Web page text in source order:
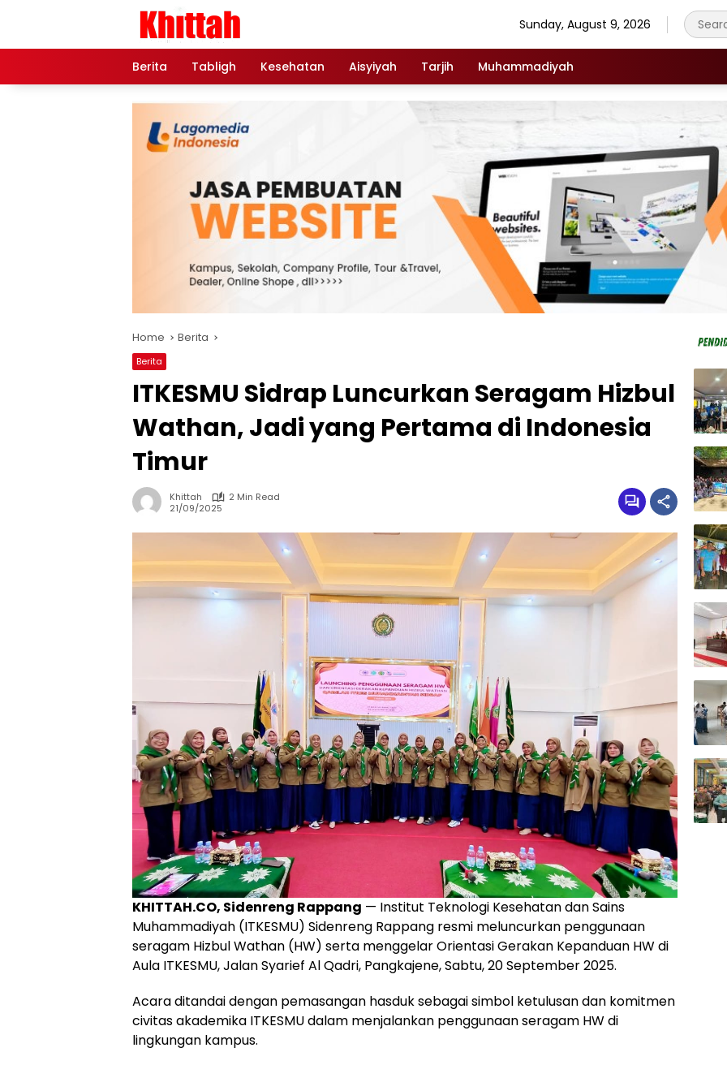
Sunday, August 9, 2026
Berita Tabligh Kesehatan Aisyiyah Tarjih Muhammadiyah
Home Berita
Berita
ITKESMU Sidrap Luncurkan Seragam Hizbul
Wathan, Jadi yang Pertama di Indonesia
Timur
Khittah
2 Min Read
21/09/2025
KHITTAH.CO, Sidenreng Rappang — Institut Teknologi Kesehatan dan Sains
Muhammadiyah (ITKESMU) Sidenreng Rappang resmi meluncurkan penggunaan
seragam Hizbul Wathan (HW) serta menggelar Orientasi Gerakan Kepanduan HW di
Aula ITKESMU, Jalan Syarief Al Qadri, Pangkajene, Sabtu, 20 September 2025.
Acara ditandai dengan pemasangan hasduk sebagai simbol ketulusan dan komitmen
civitas akademika ITKESMU dalam menjalankan penggunaan seragam HW di
lingkungan kampus.